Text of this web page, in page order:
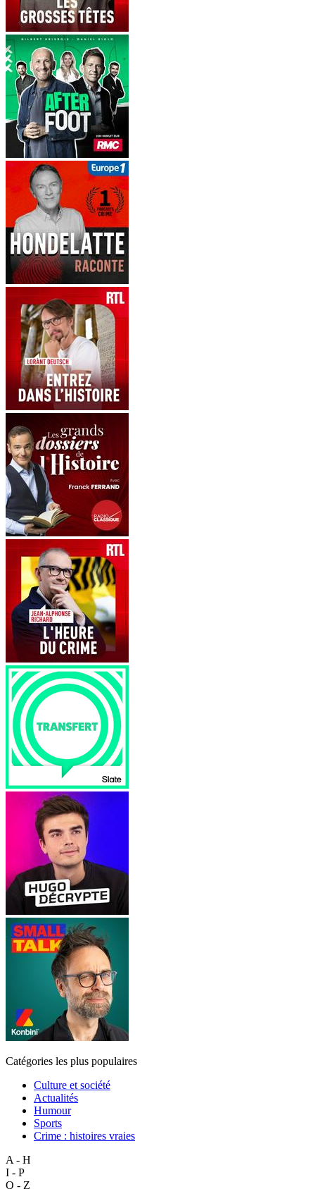
Catégories les plus populaires
Culture et société
Actualités
Humour
Sports
Crime : histoires vraies
A - H
I - P
Q - Z